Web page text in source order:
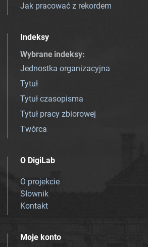
Jak pracować z rekordem
Indeksy
Wybrane indeksy:
Jednostka organizacyjna
Tytuł
Tytuł czasopisma
Tytuł pracy zbiorowej
Twórca
O DigiLab
O projekcie
Słownik
Kontakt
Moje konto